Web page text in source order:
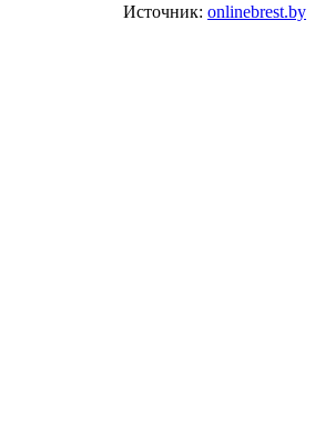
Источник: onlinebrest.by